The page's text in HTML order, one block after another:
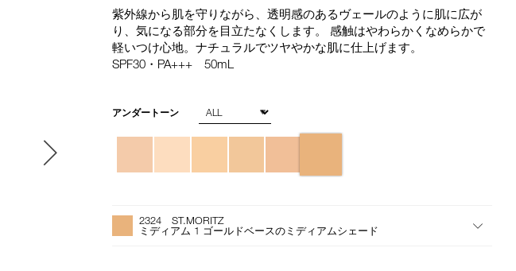
the
suggestions
given
as
submit
to
the
rating
紫外線から肌を守りながら、透明感のあるヴェールのように肌に広が
り、気になる部分を目立たなくします。 感触はやわらかくなめらかで
軽いつけ心地。ナチュラルでツヤやかな肌に仕上げます。
SPF30・PA+++ 50mL
バ
エ
シ
アンダートーン
プ
Actions2324 ST.MORITZ
ミディアム 1 ゴールドベースのミディアムシェード